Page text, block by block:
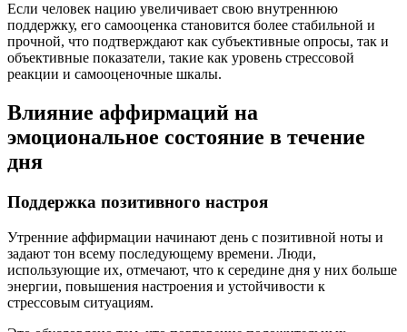
Если человек нацию увеличивает свою внутреннюю
поддержку, его самооценка становится более стабильной и
прочной, что подтверждают как субъективные опросы, так и
объективные показатели, такие как уровень стрессовой
реакции и самооценочные шкалы.
Влияние аффирмаций на
эмоциональное состояние в течение
дня
Поддержка позитивного настроя
Утренние аффирмации начинают день с позитивной ноты и
задают тон всему последующему времени. Люди,
использующие их, отмечают, что к середине дня у них больше
энергии, повышения настроения и устойчивости к
стрессовым ситуациям.